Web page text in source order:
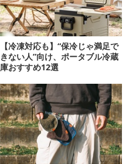
【冷凍対応も】“保冷じゃ満足で
きない人”向け、ポータブル冷蔵
庫おすすめ12選